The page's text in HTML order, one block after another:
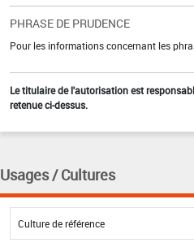
PHRASE DE PRUDENCE
Pour les informations concernant les
Le titulaire de l'autorisation est
retenue ci-dessus.
Usages / Cultures